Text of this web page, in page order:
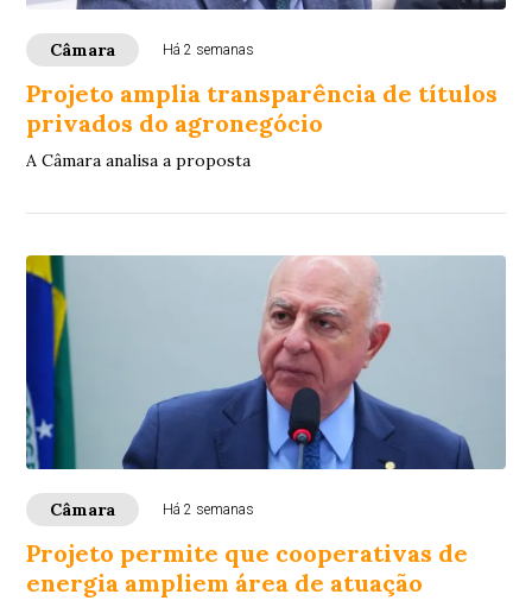
Câmara Há 2 semanas
Projeto amplia transparência de títulos
privados do agronegócio
A Câmara analisa a proposta
Câmara Há 2 semanas
Projeto permite que cooperativas de
energia ampliem área de atuação